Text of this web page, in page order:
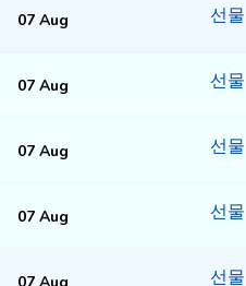
07 Aug 선물
07 Aug 선물
07 Aug 선물
07 Aug 선물
07 Aug 선물